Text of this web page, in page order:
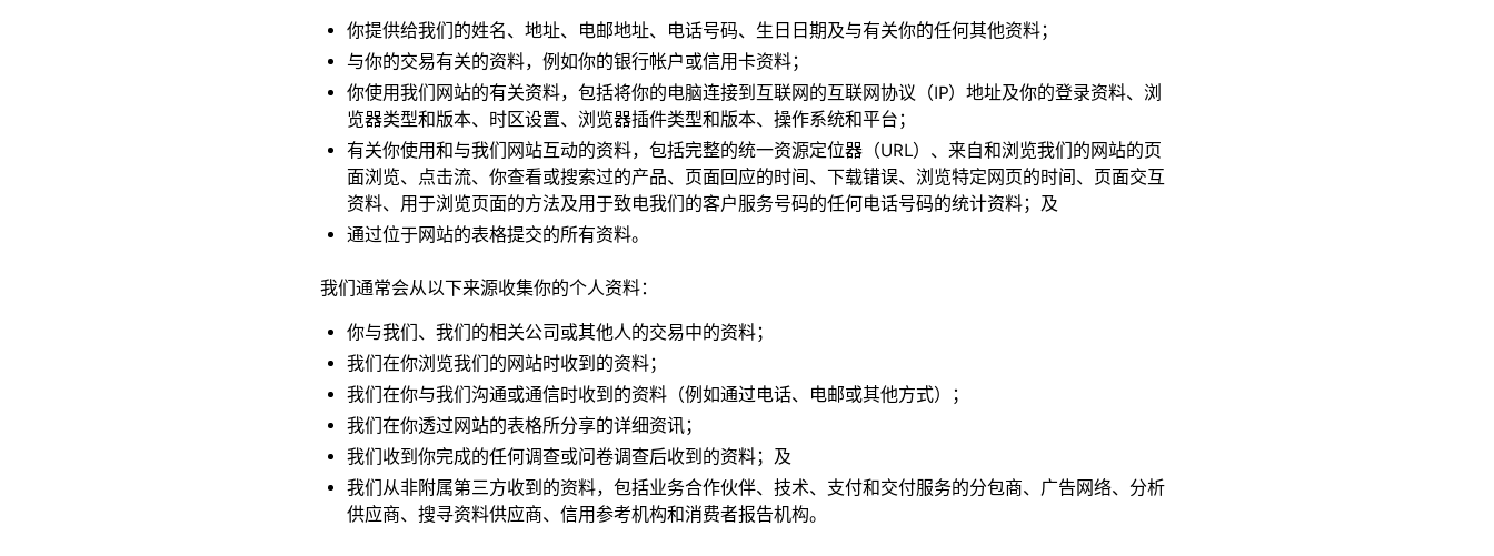
你提供给我们的姓名、地址、电邮地址、电话号码、生日日期及与有关你的任何其他资料；
与你的交易有关的资料，例如你的银行帐户或信用卡资料；
你使用我们网站的有关资料，包括将你的电脑连接到互联网的互联网协议（IP）地址及你的登录资料、浏
览器类型和版本、时区设置、浏览器插件类型和版本、操作系统和平台；
有关你使用和与我们网站互动的资料，包括完整的统一资源定位器（URL）、来自和浏览我们的网站的页
面浏览、点击流、你查看或搜索过的产品、页面回应的时间、下载错误、浏览特定网页的时间、页面交互
资料、用于浏览页面的方法及用于致电我们的客户服务号码的任何电话号码的统计资料；及
通过位于网站的表格提交的所有资料。
我们通常会从以下来源收集你的个人资料：
你与我们、我们的相关公司或其他人的交易中的资料；
我们在你浏览我们的网站时收到的资料；
我们在你与我们沟通或通信时收到的资料（例如通过电话、电邮或其他方式）；
我们在你透过网站的表格所分享的详细资讯；
我们收到你完成的任何调查或问卷调查后收到的资料；及
我们从非附属第三方收到的资料，包括业务合作伙伴、技术、支付和交付服务的分包商、广告网络、分析
供应商、搜寻资料供应商、信用参考机构和消费者报告机构。